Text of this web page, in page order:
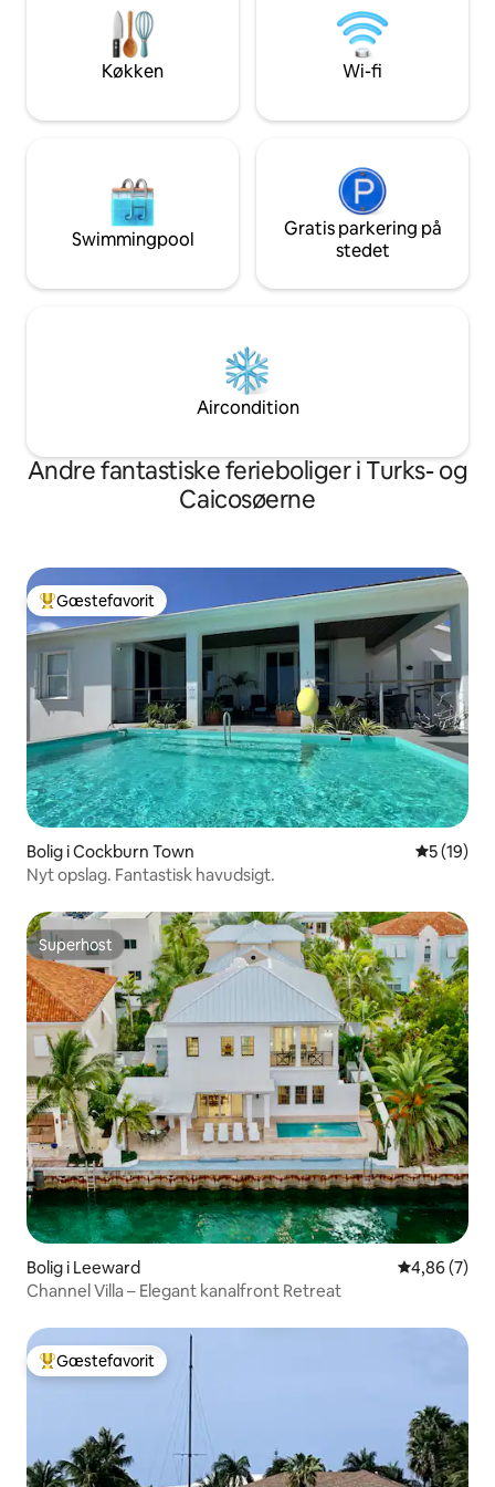
vandet fra næsten alle værelser –
perfekt for dem, der søger komfort og
til Grace Bay 5 minutter til Taylor Bay og
smartlås og er
også bruge
grillområdet. Vi sigter mod at gøre dit
ophold
Køkken Wi-fi
Swimmingpool
Gratis parkering på
stedet
Aircondition
Andre fantastiske ferieboliger i Turks- og
Caicosøerne
Bedste gæstefavorit
Gæstefavorit
Bolig i Cockburn Town 5 ud af 5 i
5 (19)
Nyt opslag. Fantastisk havudsigt.
Superhost
Superhost
Bolig i Leeward 4,86 ud af 5
4,86 (7)
Channel Villa – Elegant kanalfront Retreat
Bedste gæstefavorit
Gæstefavorit